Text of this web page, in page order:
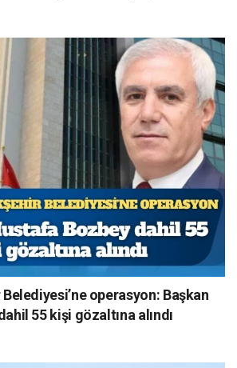
operasyon: Başkan
55 kişi gözaltına alındı